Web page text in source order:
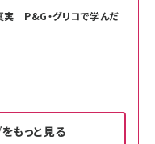
実 P&G・グリコで学んだ
もっと見る